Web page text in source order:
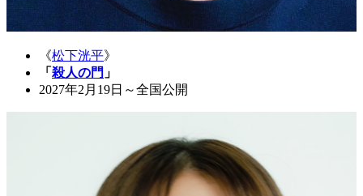
《松下洸平》
「 殺人の門 」
2027年2月19日～全国公開